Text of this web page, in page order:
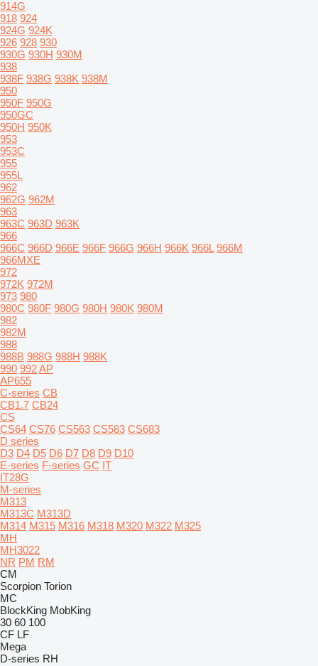
914G
918 924
924G 924K
926 928 930
930G 930H 930M
938
938F 938G 938K 938M
950
950F 950G
950GC
950H 950K
953
953C
955
955L
962
962G 962M
963
963C 963D 963K
966
966C 966D 966E 966F 966G 966H 966K 966L 966M
966MXE
972
972K 972M
973 980
980C 980F 980G 980H 980K 980M
982
982M
988
988B 988G 988H 988K
990 992AP
AP655
C-series CB
CB1.7 CB24
CS
CS64 CS76 CS563 CS583 CS683
D series
D3 D4 D5 D6 D7 D8 D9 D10
E-series F-series GC IT
IT28G
M-series
M313
M313C M313D
M314 M315 M316 M318 M320 M322 M325
MH
MH3022
NR PM RM
CM
Scorpion Torion
MC
BlockKing MobKing
30 60 100
CF LF
Mega
D-series RH